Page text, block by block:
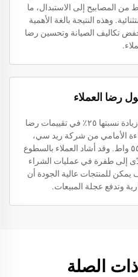
احتاجت نسبة ٥٪ فقط من المصابيح إلى الاستبدال، ما
وهذه النتيجة بالغة الأهمية
تكاليف الصيانة وتحسين رضا
رضا العملاء
أشار تاجر إلكتروني رئيسي إلى زيادة نسبتها ٢٥٪ في تقييمات رضا
الأمامي من شركة ريد سي،
الطراز H7 بجهد ١٢ فولت وقوة ٥٥ واط. وقد أشاد العملاء بالسطوع
أدّى إلى طفرة في عمليات الشراء
يمكن للمنتجات عالية الجودة أن
وتدفع عجلة المبيعات.
ذات الصلة